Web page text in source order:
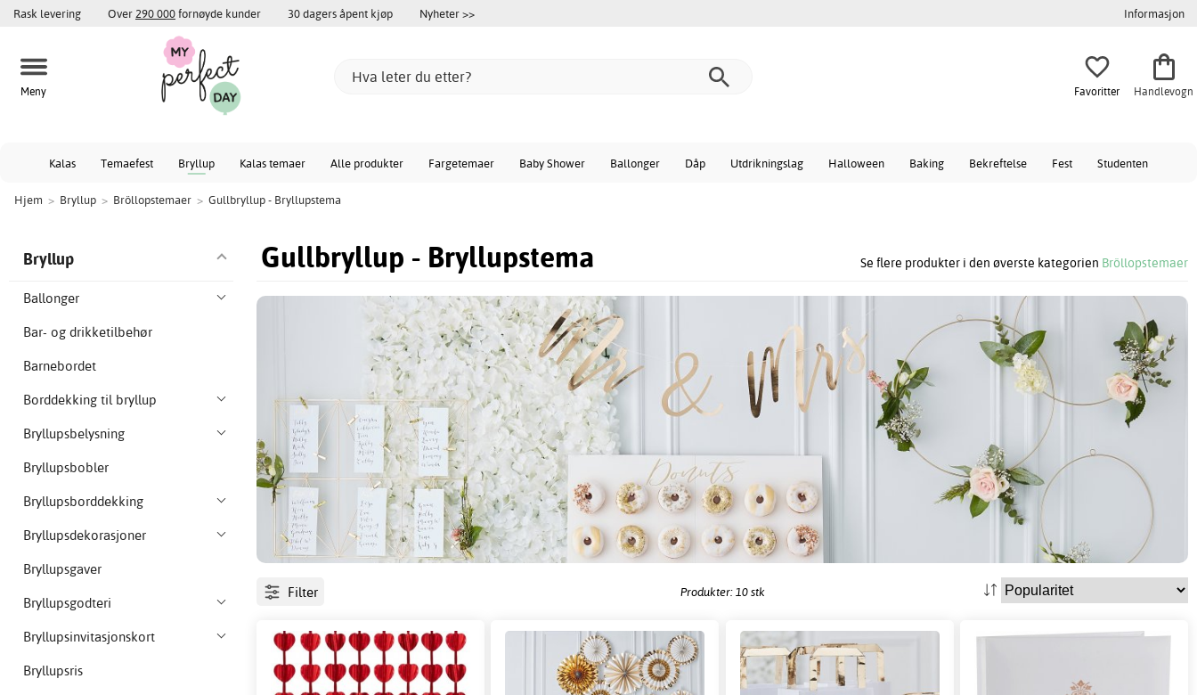
Rask levering Over 290 000fornøyde kunder 30 dagers åpent kjøp Nyheter >> Informasjon
Meny Favoritter Handlevogn
Kalas Temaefest Bryllup Kalas temaer Alle produkter Fargetemaer Baby Shower Ballonger Dåp Utdrikningslag Halloween Baking Bekreftelse Fest Studenten
Hjem > Bryllup > Bröllopstemaer > Gullbryllup - Bryllupstema
Gullbryllup - Bryllupstema Se flere produkter i den øverste kategorien Bröllopstemaer
Bryllup
Ballonger
Bar- og drikketilbehør
Barnebordet
Borddekking til bryllup
Bryllupsbelysning
Bryllupsbobler
Bryllupsborddekking
Bryllupsdekorasjoner
Bryllupsgaver
Bryllupsgodteri
Bryllupsinvitasjonskort
Bryllupsris
Filter Produkter: 10 stk